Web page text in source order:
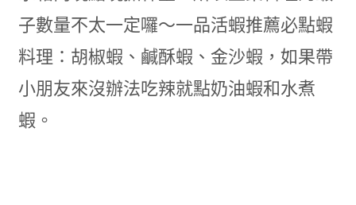
子數量不太一定囉～一品活蝦推薦必點蝦
料理：胡椒蝦 、 鹹酥蝦 、 金沙蝦，如果帶
小朋友來沒辦法吃辣就點奶油蝦和水煮
蝦。